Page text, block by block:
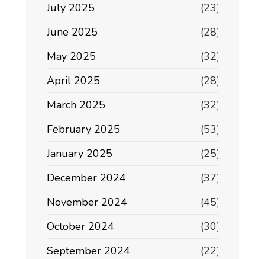
July 2025
(23)
June 2025
(28)
May 2025
(32)
April 2025
(28)
March 2025
(32)
February 2025
(53)
January 2025
(25)
December 2024
(37)
November 2024
(45)
October 2024
(30)
September 2024
(22)